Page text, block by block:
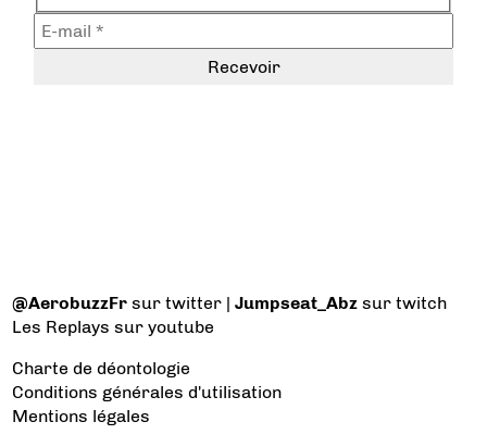
@AerobuzzFr sur twitter |Jumpseat_Abz sur twitch
Les Replays sur youtube
Charte de déontologie
Conditions générales d'utilisation
Mentions légales